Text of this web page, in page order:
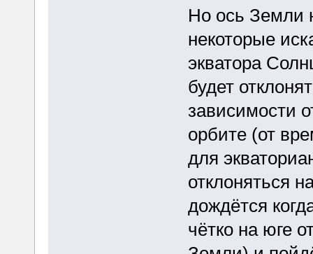
Но ось Земли
некоторые
экватора
будет
зависимости
орбите (от
для
отклоняться
дождётся
чётко на юге